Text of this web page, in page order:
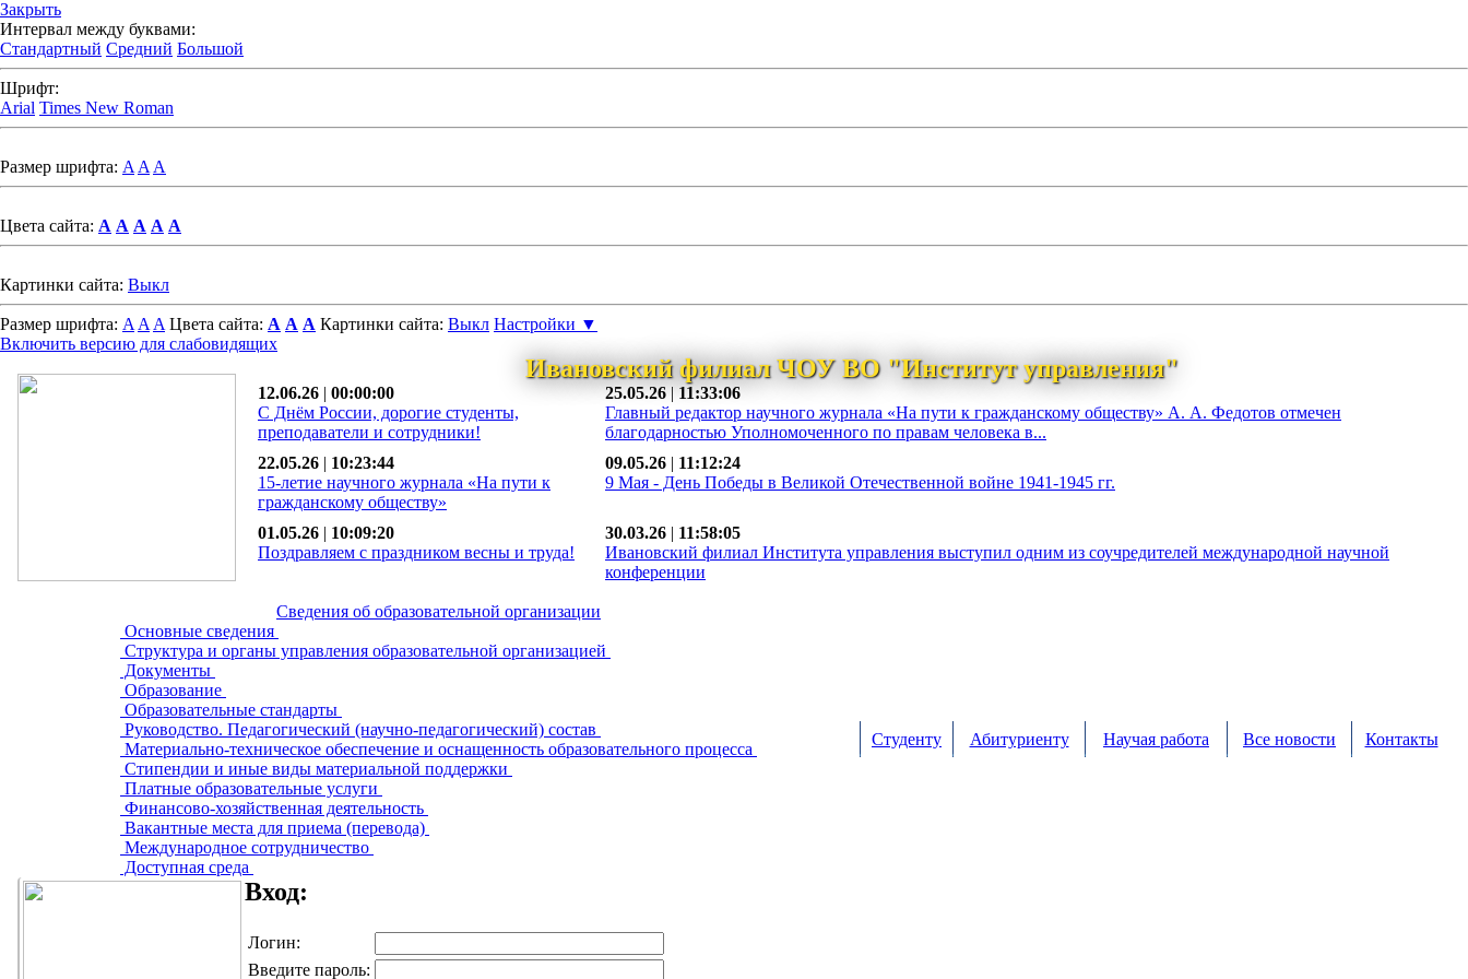
Закрыть
Интервал между буквами:
Стандартный Средний Большой
Шрифт:
Arial Times New Roman
Размер шрифта: A A A
Цвета сайта: A A A A A
Картинки сайта: Выкл
Размер шрифта: A A A Цвета сайта: A A A Картинки сайта: Выкл Настройки ▼
Включить версию для слабовидящих
Ивановский филиал ЧОУ ВО "Институт управления"
12.06.26 | 00:00:00
С Днём России, дорогие студенты,
преподаватели и сотрудники!
25.05.26 | 11:33:06
Главный редактор научного журнала «На пути к гражданскому обществу» А. А. Федотов отмечен
благодарностью Уполномоченного по правам человека в...
22.05.26 | 10:23:44
15-летие научного журнала «На пути к
гражданскому обществу»
09.05.26 | 11:12:24
9 Мая - День Победы в Великой Отечественной войне 1941-1945 гг.
01.05.26 | 10:09:20
Поздравляем с праздником весны и труда!
30.03.26 | 11:58:05
Ивановский филиал Института управления выступил одним из соучредителей международной научной
конференции
Сведения об образовательной организации
Основные сведения
Структура и органы управления образовательной организацией
Документы
Образование
Образовательные стандарты
Руководство. Педагогический (научно-педагогический) состав
Материально-техническое обеспечение и оснащенность образовательного процесса
Стипендии и иные виды материальной поддержки
Платные образовательные услуги
Финансово-хозяйственная деятельность
Вакантные места для приема (перевода)
Международное сотрудничество
Доступная среда
Студенту Абитуриенту Научая работа Все новости Контакты
Вход:
Логин:
Введите пароль: